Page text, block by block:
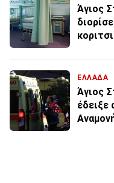
Άγιος
ΕΛΛΑΔΑ
Άγιος
έδειξε